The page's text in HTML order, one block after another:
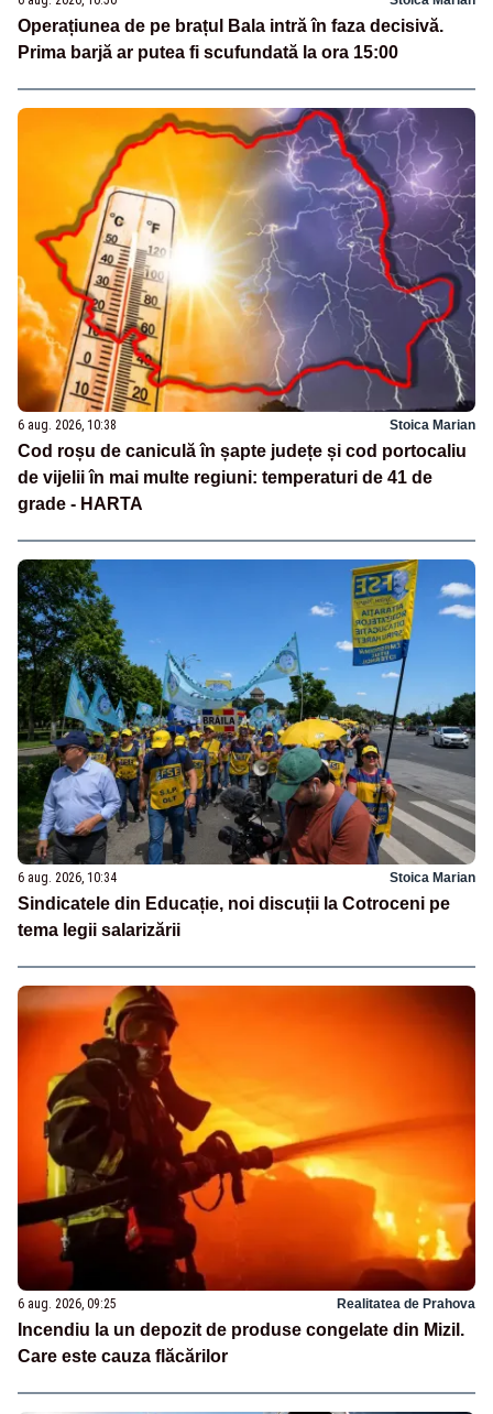
Operațiunea de pe brațul Bala intră în faza decisivă.
Prima barjă ar putea fi scufundată la ora 15:00
6 aug. 2026, 10:38 Stoica Marian
Cod roșu de caniculă în șapte județe și cod portocaliu
de vijelii în mai multe regiuni: temperaturi de 41 de
grade - HARTA
6 aug. 2026, 10:34 Stoica Marian
Sindicatele din Educație, noi discuții la Cotroceni pe
tema legii salarizării
6 aug. 2026, 09:25 Realitatea de Prahova
Incendiu la un depozit de produse congelate din Mizil.
Care este cauza flăcărilor